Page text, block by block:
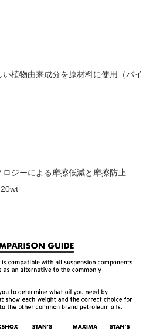
植物由来成分を原材料に使用（バイ
ロジーによる摩擦低減と摩擦防止